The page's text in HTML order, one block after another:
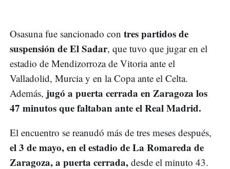
Osasuna fue sancionado con tres partidos de
suspensión de El Sadar, que tuvo que jugar en el
estadio de Mendizorroza de Vitoria ante el
Valladolid, Murcia y en la Copa ante el Celta.
Además, jugó a puerta cerrada en Zaragoza los
47 minutos que faltaban ante el Real Madrid.
El encuentro se reanudó más de tres meses después,
el 3 de mayo, en el estadio de La Romareda de
Zaragoza, a puerta cerrada, desde el minuto 43.